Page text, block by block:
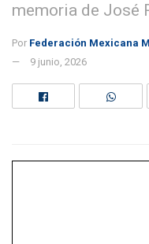
memoria de José
Por Federación Mexicana
9 junio, 2026